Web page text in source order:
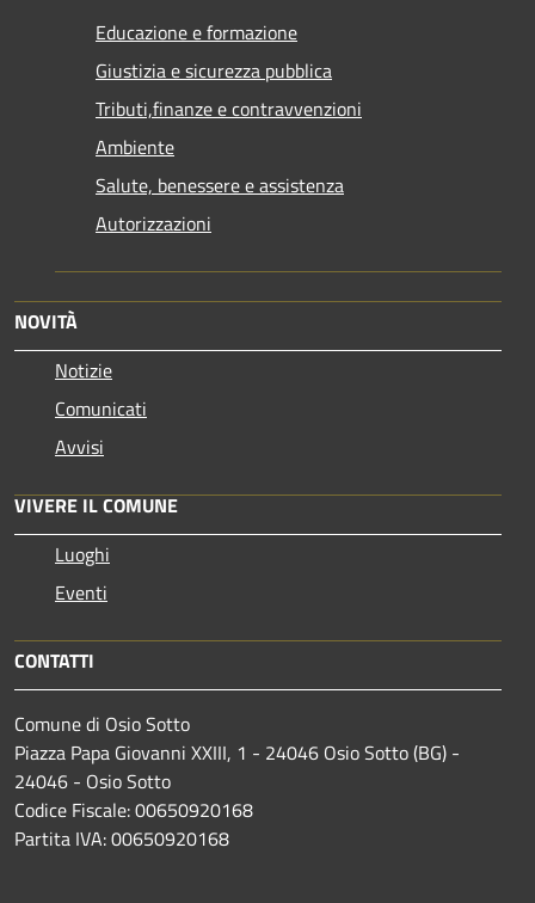
Educazione e formazione
Giustizia e sicurezza pubblica
Tributi,finanze e contravvenzioni
Ambiente
Salute, benessere e assistenza
Autorizzazioni
NOVITÀ
Notizie
Comunicati
Avvisi
VIVERE IL COMUNE
Luoghi
Eventi
CONTATTI
Comune di Osio Sotto
Piazza Papa Giovanni XXIII, 1 - 24046 Osio Sotto (BG) -
24046 - Osio Sotto
Codice Fiscale: 00650920168
Partita IVA: 00650920168